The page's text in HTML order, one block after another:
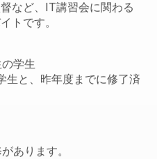
など、IT講習会に関わる
トです。
学生
生と、昨年度までに修了済
あります。